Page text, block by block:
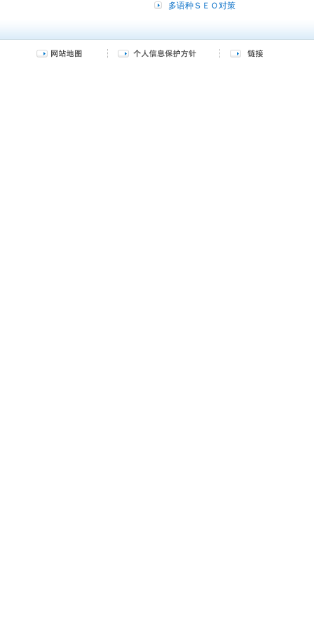
多语种ＳＥＯ对策